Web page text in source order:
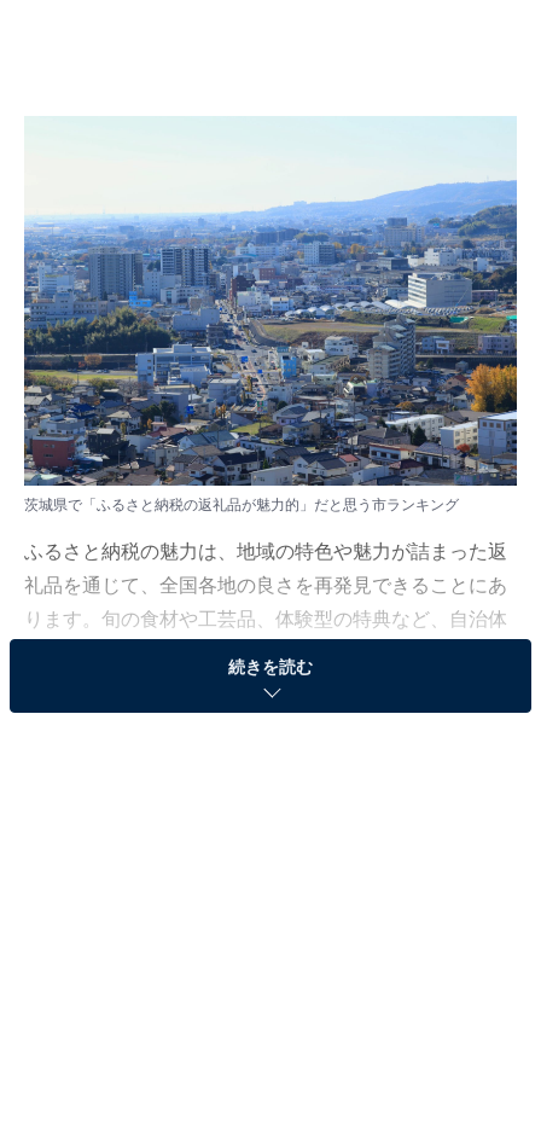
茨城県で「ふるさと納税の返礼品が魅力的」だと思う市ランキング
ふるさと納税の魅力は、地域の特色や魅力が詰まった返
礼品を通じて、全国各地の良さを再発見できることにあ
ります。旬の食材や工芸品、体験型の特典など、自治体
ごとに個性が光るラインナップが揃います。
続きを読む